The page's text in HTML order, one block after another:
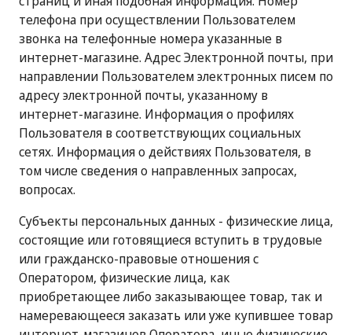
телефона при осуществлении Пользователем
звонка на телефонные номера указанные в
интернет-магазине. Адрес Электронной почты, при
направлении Пользователем электронных писем по
адресу электронной почты, указанному в
интернет-магазине. Информация о профилях
Пользователя в соответствующих социальных
сетях. Информация о действиях Пользователя, в
том числе сведения о направленных запросах,
вопросах.
Субъекты персональных данных - физические лица,
состоящие или готовящиеся вступить в трудовые
или гражданско-правовые отношения с
Оператором, физические лица, как
приобретающее либо заказывающее товар, так и
намеревающееся заказать или уже купившее товар